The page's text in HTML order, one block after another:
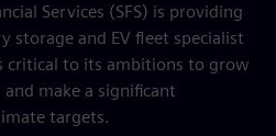
Services (SFS) is providing
storage and EV fleet specialist
critical to its ambitions to grow
make a significant
targets.